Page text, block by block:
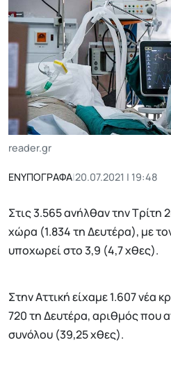
reader.gr
ΕΝΥΠΟΓΡΑΦΑ|20.07.2021 | 19:48
Στις 3.565 ανήλθαν την Τρίτη
χώρα (1.834 τη Δευτέρα), με
υποχωρεί στο 3,9 (4,7 χθες).
Στην Αττική είχαμε 1.607 νέα
720 τη Δευτέρα, αριθμός που
συνόλου (39,25 χθες).